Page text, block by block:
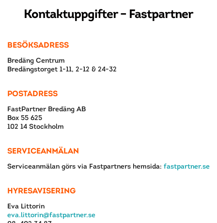
Kontaktuppgifter – Fastpartner
BESÖKSADRESS
Bredäng Centrum
Bredängstorget 1-11, 2-12 & 24-32
POSTADRESS
FastPartner Bredäng AB
Box 55 625
102 14 Stockholm
SERVICEANMÄLAN
Serviceanmälan görs via Fastpartners hemsida: fastpartner.se
HYRESAVISERING
Eva Littorin
eva.littorin@fastpartner.se